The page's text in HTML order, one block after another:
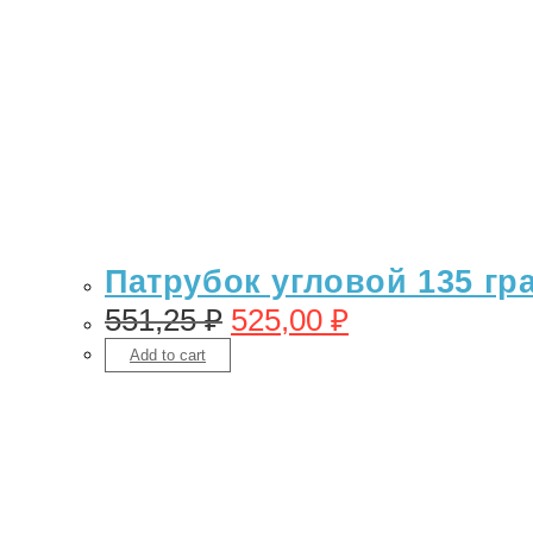
Патрубок угловой 135
551,25₽ 525,00 ₽
Add to cart